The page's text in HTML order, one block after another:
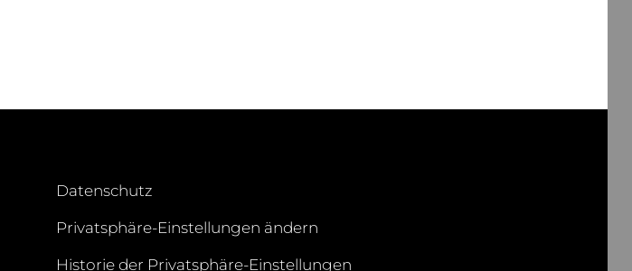
–
E
Datenschutz
Privatsphäre-Einstellungen ändern
Historie der Privatsphäre-Einstellungen